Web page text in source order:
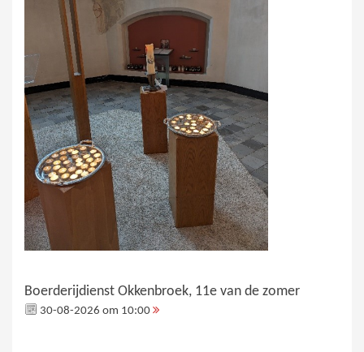
Boerderijdienst Okkenbroek, 11e van de zomer
30-08-2026 om 10:00